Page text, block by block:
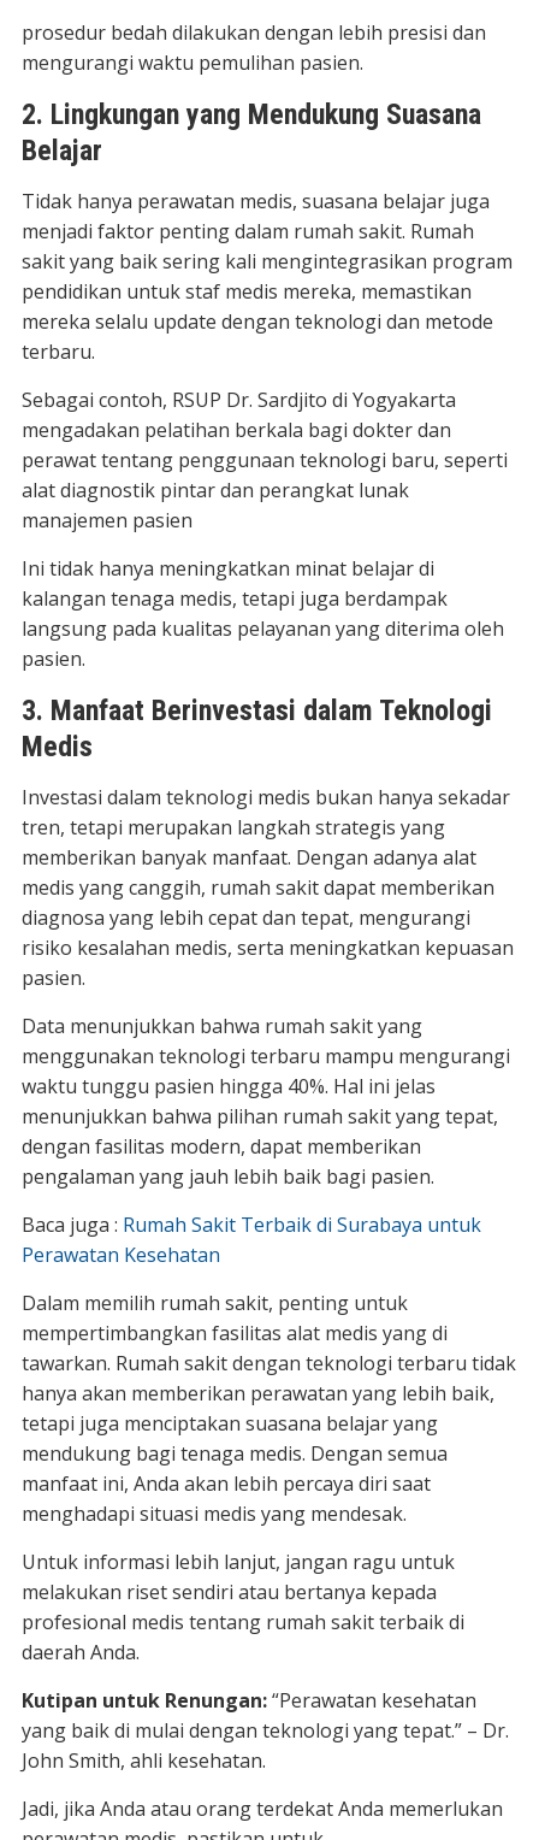
prosedur bedah dilakukan dengan lebih presisi dan
mengurangi waktu pemulihan pasien.
2. Lingkungan yang Mendukung Suasana
Belajar
Tidak hanya perawatan medis, suasana belajar juga
menjadi faktor penting dalam rumah sakit. Rumah
sakit yang baik sering kali mengintegrasikan program
pendidikan untuk staf medis mereka, memastikan
mereka selalu update dengan teknologi dan metode
terbaru.
Sebagai contoh, RSUP Dr. Sardjito di Yogyakarta
mengadakan pelatihan berkala bagi dokter dan
perawat tentang penggunaan teknologi baru, seperti
alat diagnostik pintar dan perangkat lunak
manajemen pasien
Ini tidak hanya meningkatkan minat belajar di
kalangan tenaga medis, tetapi juga berdampak
langsung pada kualitas pelayanan yang diterima oleh
pasien.
3. Manfaat Berinvestasi dalam Teknologi
Medis
Investasi dalam teknologi medis bukan hanya sekadar
tren, tetapi merupakan langkah strategis yang
memberikan banyak manfaat. Dengan adanya alat
medis yang canggih, rumah sakit dapat memberikan
diagnosa yang lebih cepat dan tepat, mengurangi
risiko kesalahan medis, serta meningkatkan kepuasan
pasien.
Data menunjukkan bahwa rumah sakit yang
menggunakan teknologi terbaru mampu mengurangi
waktu tunggu pasien hingga 40%. Hal ini jelas
menunjukkan bahwa pilihan rumah sakit yang tepat,
dengan fasilitas modern, dapat memberikan
pengalaman yang jauh lebih baik bagi pasien.
Baca juga : Rumah Sakit Terbaik di Surabaya untuk
Perawatan Kesehatan
Dalam memilih rumah sakit, penting untuk
mempertimbangkan fasilitas alat medis yang di
tawarkan. Rumah sakit dengan teknologi terbaru tidak
hanya akan memberikan perawatan yang lebih baik,
tetapi juga menciptakan suasana belajar yang
mendukung bagi tenaga medis. Dengan semua
manfaat ini, Anda akan lebih percaya diri saat
menghadapi situasi medis yang mendesak.
Untuk informasi lebih lanjut, jangan ragu untuk
melakukan riset sendiri atau bertanya kepada
profesional medis tentang rumah sakit terbaik di
daerah Anda.
Kutipan untuk Renungan:“Perawatan kesehatan
yang baik di mulai dengan teknologi yang tepat.” – Dr.
John Smith, ahli kesehatan.
Jadi, jika Anda atau orang terdekat Anda memerlukan